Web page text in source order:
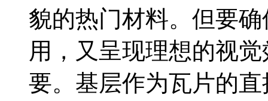
貌的热门材料。但要
用，又呈现理想的视
要。基层作为瓦片的